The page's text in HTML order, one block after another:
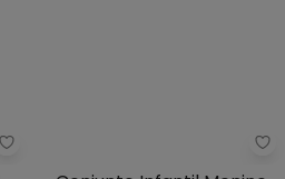
Colorittá - Conjunto Longo